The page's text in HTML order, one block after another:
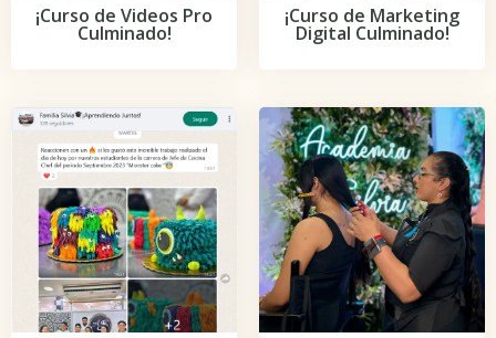
¡Curso de Videos Pro
Culminado!
¡Curso de Marketing
Digital Culminado!